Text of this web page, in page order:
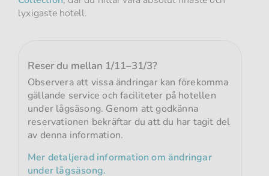
lyxigaste hotell.
Reser du mellan 1/11–31/3?
Observera att vissa ändringar kan förekomma
gällande service och faciliteter på hotellen
under lågsäsong. Genom att godkänna
reservationen bekräftar du att du har tagit del
av denna information.
Mer detaljerad information om ändringar
under lågsäsong.